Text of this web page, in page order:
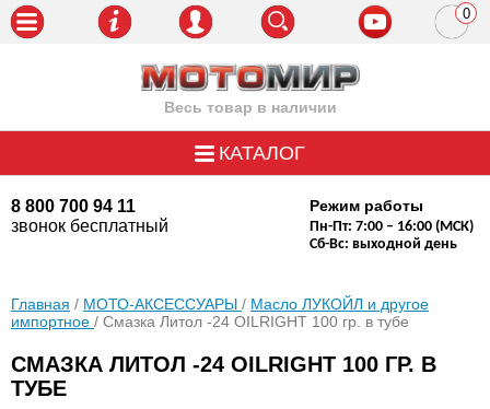
Весь товар в наличии
8 800 700 94 11
звонок бесплатный
Режим работы
Пн-Пт: 7:00 – 16:00 (МСК)
Сб-Вс: выходной день
0
КАТАЛОГ
Главная / МОТО-АКСЕССУАРЫ / Масло ЛУКОЙЛ и другое
импортное / Смазка Литол -24 OILRIGHT 100 гр. в тубе
СМАЗКА ЛИТОЛ -24 OILRIGHT 100 ГР. В
ТУБЕ